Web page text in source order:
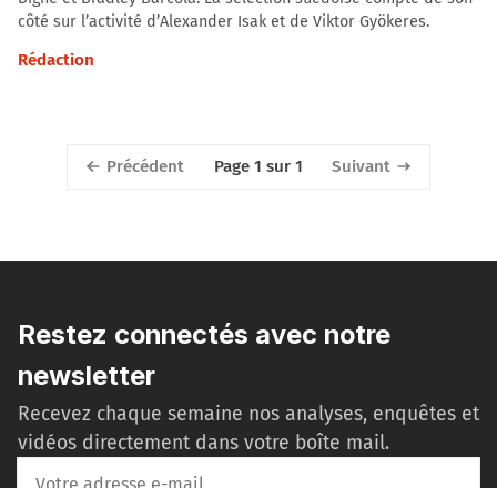
côté sur l’activité d’Alexander Isak et de Viktor Gyökeres.
Rédaction
Précédent Page 1 sur 1 Suivant
Restez connectés avec notre
newsletter
Recevez chaque semaine nos analyses, enquêtes et
vidéos directement dans votre boîte mail.